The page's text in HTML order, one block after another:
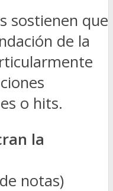
sostienen que
de la
o hits.
la
notas)